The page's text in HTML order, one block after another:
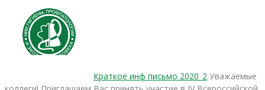
Краткое инф письмо 2020_2 Уважаемые